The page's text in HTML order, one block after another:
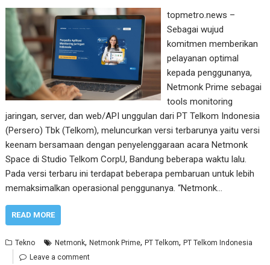
topmetro.news –
Sebagai wujud
komitmen memberikan
pelayanan optimal
kepada penggunanya,
Netmonk Prime sebagai
tools monitoring
jaringan, server, dan web/API unggulan dari PT Telkom Indonesia
(Persero) Tbk (Telkom), meluncurkan versi terbarunya yaitu versi
keenam bersamaan dengan penyelenggaraan acara Netmonk
Space di Studio Telkom CorpU, Bandung beberapa waktu lalu.
Pada versi terbaru ini terdapat beberapa pembaruan untuk lebih
memaksimalkan operasional penggunanya. “Netmonk…
READ MORE
Tekno Netmonk,Netmonk Prime,PT Telkom,PT Telkom Indonesia
Leave a comment